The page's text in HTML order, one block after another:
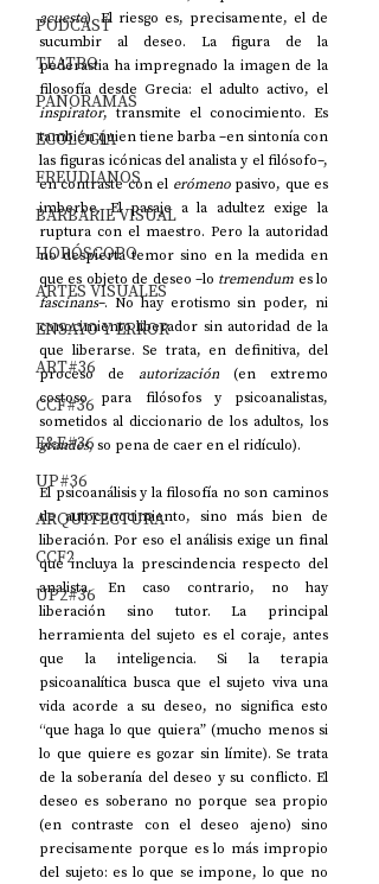
PODCAST
TEATRO
PANORAMAS
ECOLOGÍA
FREUDIANOS
BARBARIE VISUAL
HORÓSCOPO
ARTES VISUALES
ENSAYO Y ERROR
ART#36
CCF#36
E&E#36
UP#36
ARQUITECTURA
CCF2
UP2#36
acueste). El riesgo es, precisamente, el de
sucumbir al deseo. La figura de la
pederastia ha impregnado la imagen de la
inspirator, transmite el conocimiento. Es
también quien tiene barba –en sintonía con
las figuras icónicas del analista y el filósofo–,
en contraste con el erómeno pasivo, que es
imberbe. El pasaje a la adultez exige la
ruptura con el maestro. Pero la autoridad
no despierta temor sino en la medida en
que es objeto de deseo –lo tremendum
fascinans–. No hay erotismo sin poder, ni
conocimiento liberador sin autoridad de la
que liberarse. Se trata, en definitiva, del
proceso de autorización (en extremo
costoso para filósofos y psicoanalistas,
grandes, so pena de caer en el ridículo).
El psicoanálisis y la filosofía no son caminos
de autoconocimiento, sino más bien de
liberación. Por eso el análisis exige un final
que incluya la prescindencia respecto del
analista. En caso contrario, no hay
liberación sino tutor. La principal
herramienta del sujeto es el coraje, antes
que la inteligencia. Si la terapia
psicoanalítica busca que el sujeto viva una
vida acorde a su deseo, no significa esto
“que haga lo que quiera” (mucho menos si
lo que quiere es gozar sin límite). Se trata
de la soberanía del deseo y su conflicto. El
deseo es soberano no porque sea propio
(en contraste con el deseo ajeno) sino
precisamente porque es lo más impropio
del sujeto: es lo que se impone, lo que no